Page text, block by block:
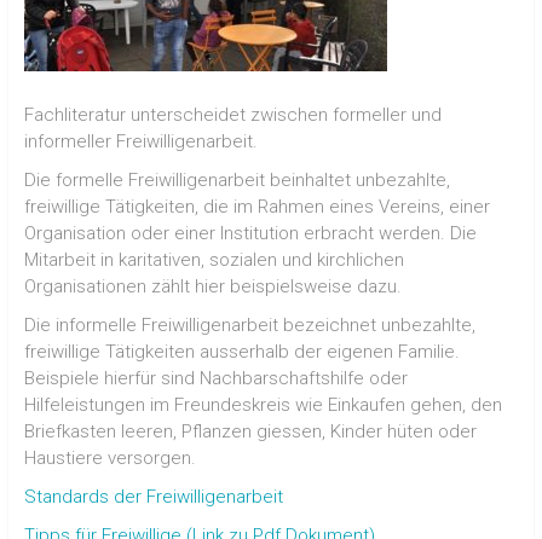
Fachliteratur unterscheidet zwischen formeller und
informeller Freiwilligenarbeit.
Die formelle Freiwilligenarbeit beinhaltet unbezahlte,
freiwillige Tätigkeiten, die im Rahmen eines Vereins, einer
Organisation oder einer Institution erbracht werden. Die
Mitarbeit in karitativen, sozialen und kirchlichen
Organisationen zählt hier beispielsweise dazu.
Die informelle Freiwilligenarbeit bezeichnet unbezahlte,
freiwillige Tätigkeiten ausserhalb der eigenen Familie.
Beispiele hierfür sind Nachbarschaftshilfe oder
Hilfeleistungen im Freundeskreis wie Einkaufen gehen, den
Briefkasten leeren, Pflanzen giessen, Kinder hüten oder
Haustiere versorgen.
Standards der Freiwilligenarbeit